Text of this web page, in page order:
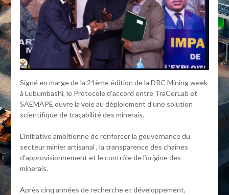
Signé en marge de la 21ème édition de la DRC Mining week
à Lubumbashi, le Protocole d’accord entre TraCerLab et
SAEMAPE ouvre la voie au déploiement d’une solution
scientifique de traçabilité des minerais.
L’initiative ambitionne de renforcer la gouvernance du
secteur minier artisanal , la transparence des chaînes
d’approvisionnement et le contrôle de l’origine des
minerais.
Après cinq années de recherche et développement,